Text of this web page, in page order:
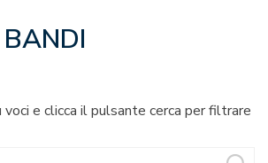
voci e clicca il pulsante cerca per filtrare